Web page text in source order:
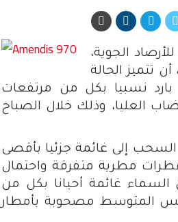
الجوية،
أن تتميز الحالة
نسبيا بكل من مرتفعات
العليا، وذلك خلال الصباح
السحب إلى غائمة جزئيا بأقصى
مطرية متفرقة واحتمال
السماء غائمة أحيانا بكل من
المتوسط مصحوبة بأمطار